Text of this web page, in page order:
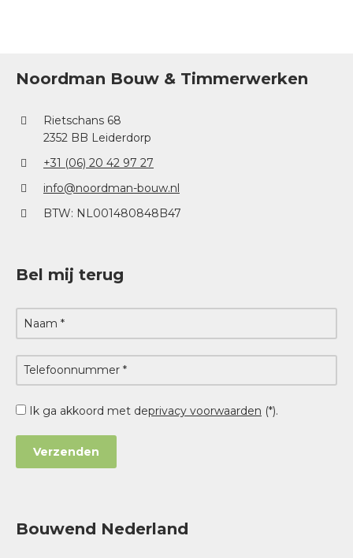
Noordman Bouw & Timmerwerken
Rietschans 68
2352 BB Leiderdorp
+31 (06) 20 42 97 27
info@noordman-bouw.nl
BTW: NL001480848B47
Bel mij terug
Ik ga akkoord met deprivacy voorwaarden (*).
Bouwend Nederland